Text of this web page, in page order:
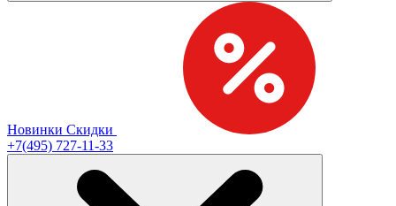
Новинки Скидки
+7(495) 727-11-33